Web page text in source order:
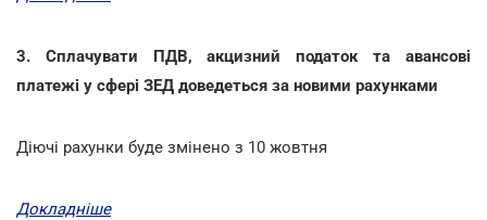
3. Сплачувати ПДВ, акцизний податок та авансові
платежі у сфері ЗЕД доведеться за новими рахунками
Діючі рахунки буде змінено з 10 жовтня
Докладніше